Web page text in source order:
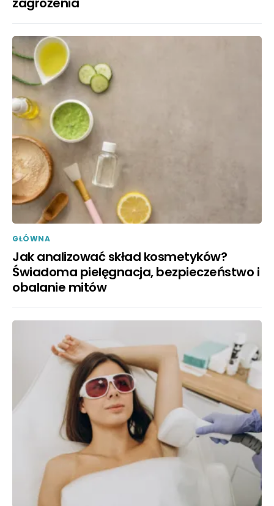
GŁÓWNA
Jak analizować skład kosmetyków?
Świadoma pielęgnacja, bezpieczeństwo i
obalanie mitów